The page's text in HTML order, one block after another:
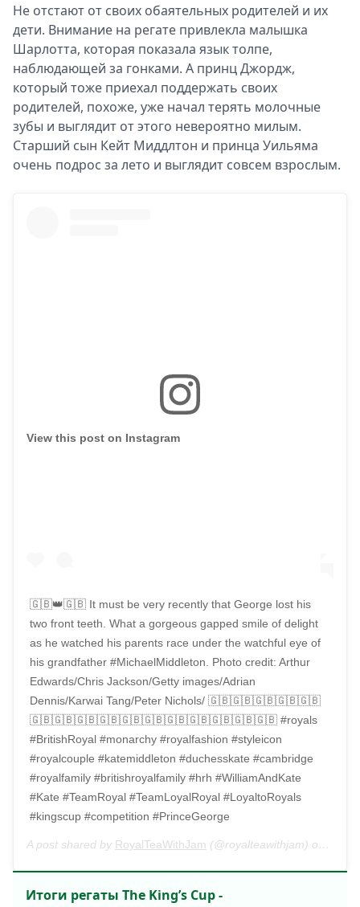
Не отстают от своих обаятельных родителей и их
дети. Внимание на регате привлекла малышка
Шарлотта, которая показала язык толпе,
наблюдающей за гонками. А принц Джордж,
который тоже приехал поддержать своих
родителей, похоже, уже начал терять молочные
зубы и выглядит от этого невероятно милым.
Старший сын Кейт Миддлтон и принца Уильяма
очень подрос за лето и выглядит совсем взрослым.
View this post on Instagram
🇬🇧👑🇬🇧 It must be very recently that George lost his
two front teeth. What a gorgeous gapped smile of delight
as he watched his parents race under the watchful eye of
his grandfather #MichaelMiddleton. Photo credit: Arthur
Edwards/Chris Jackson/Getty images/Adrian
Dennis/Karwai Tang/Peter Nichols/ 🇬🇧🇬🇧🇬🇧🇬🇧🇬🇧
🇬🇧🇬🇧🇬🇧🇬🇧🇬🇧🇬🇧🇬🇧🇬🇧🇬🇧🇬🇧🇬🇧 #royals
#BritishRoyal #monarchy #royalfashion #styleicon
#royalcouple #katemiddleton #duchesskate #cambridge
#royalfamily #britishroyalfamily #hrh #WilliamAndKate
#Kate #TeamRoyal #TeamLoyalRoyal #LoyaltoRoyals
#kingscup #competition #PrinceGeorge
A post shared by RoyalTeaWithJam (@royalteawithjam) on
Итоги регаты The King’s Cup -